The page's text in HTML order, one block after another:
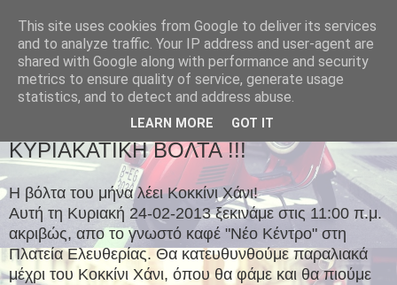
ΚΥΡΙΑΚΑΤΙΚΗ ΒΟΛΤΑ !!!
Η βόλτα του μήνα λέει Κοκκίνι Χάνι!
Αυτή τη Κυριακή 24-02-2013 ξεκινάμε στις 11:00 π.μ.
ακριβώς, απο το γνωστό καφέ "Νέο Κέντρο" στη
Πλατεία Ελευθερίας. Θα κατευθυνθούμε παραλιακά
μέχρι του Κοκκίνι Χάνι, όπου θα φάμε και θα πιούμε
This site uses cookies from Google to deliver its services
and to analyze traffic. Your IP address and user-agent are
shared with Google along with performance and security
metrics to ensure quality of service, generate usage
statistics, and to detect and address abuse.
LEARN MORE GOT IT